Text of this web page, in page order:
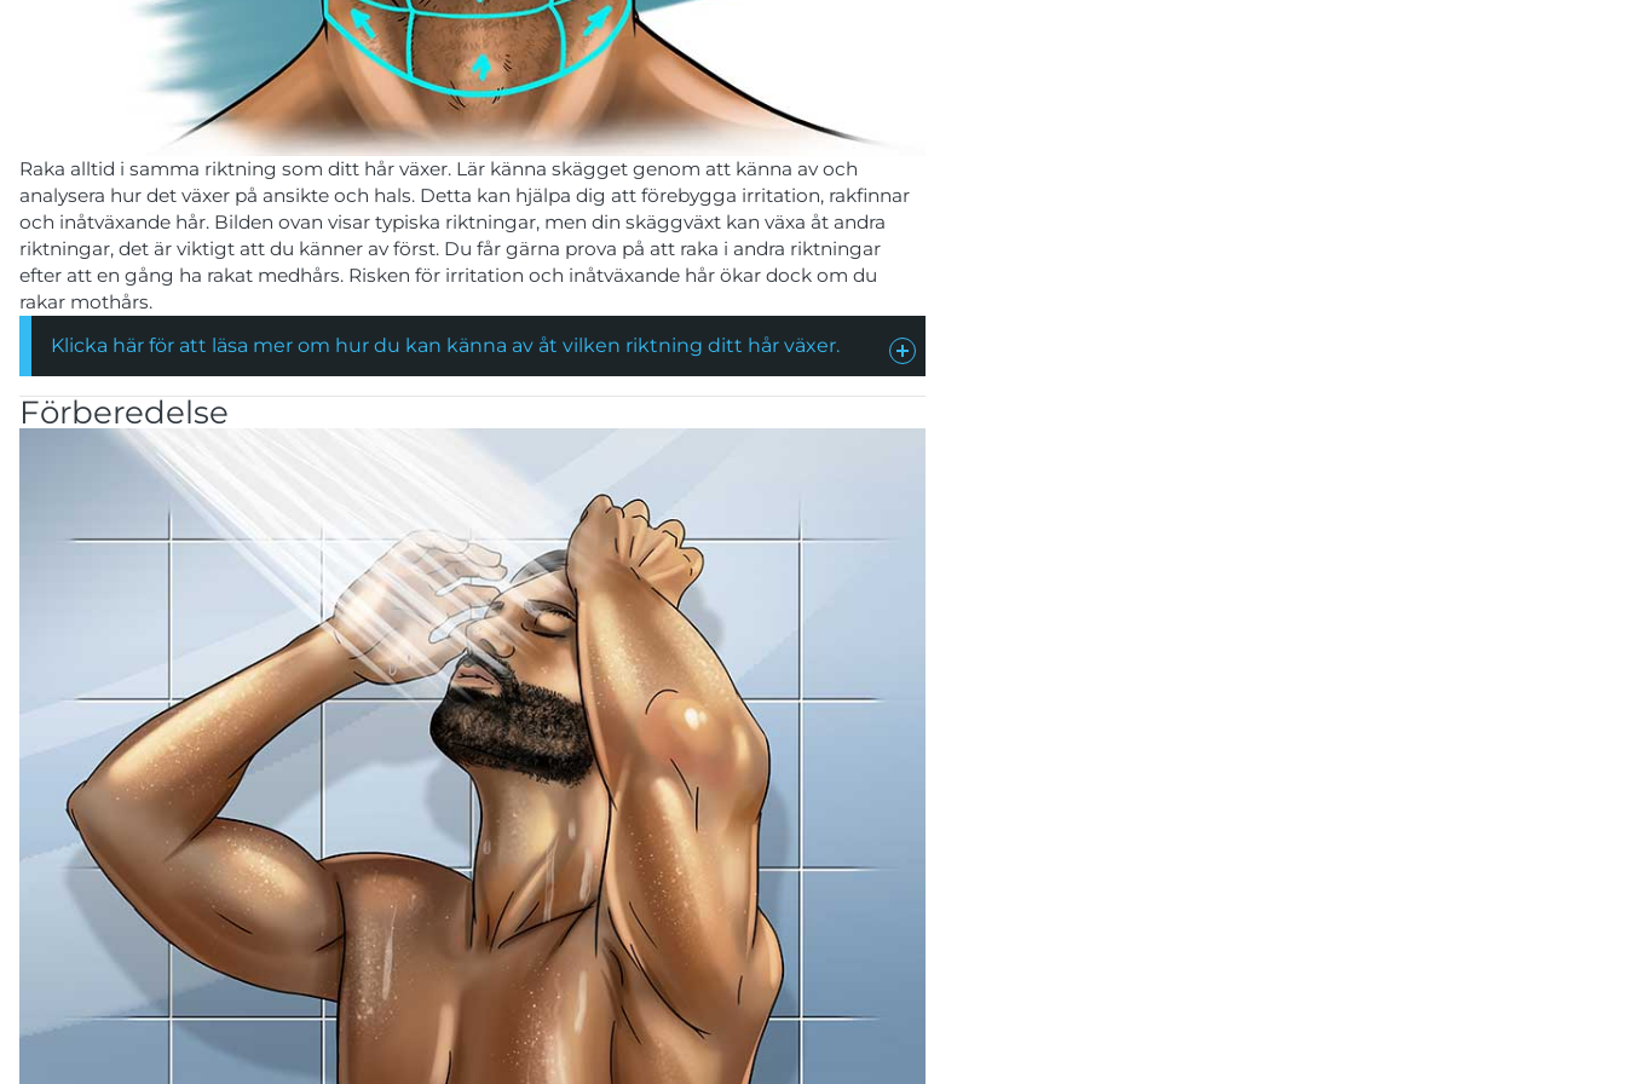
Raka alltid i samma riktning som ditt hår växer. Lär känna skägget genom att känna av och
analysera hur det växer på ansikte och hals. Detta kan hjälpa dig att förebygga irritation, rakfinnar
och inåtväxande hår. Bilden ovan visar typiska riktningar, men din skäggväxt kan växa åt andra
riktningar, det är viktigt att du känner av först. Du får gärna prova på att raka i andra riktningar
efter att en gång ha rakat medhårs. Risken för irritation och inåtväxande hår ökar dock om du
rakar mothårs.
Klicka här för att läsa mer om hur du kan känna av åt vilken riktning ditt hår växer.
Förberedelse